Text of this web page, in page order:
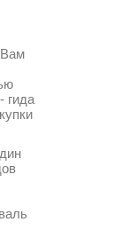
гида